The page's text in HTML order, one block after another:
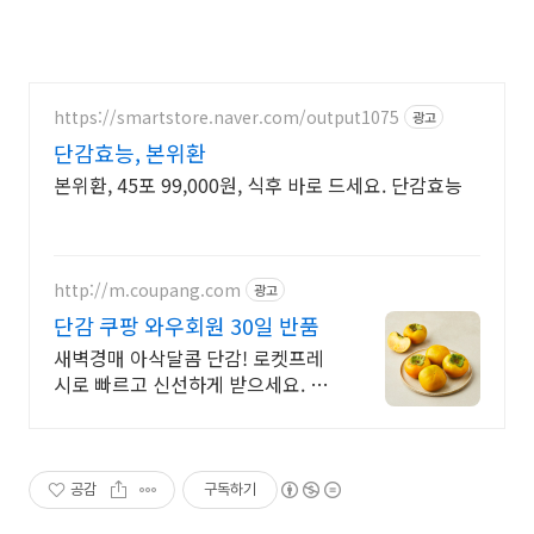
https://smartstore.naver.com/output1075 광고
단감효능, 본위환
본위환, 45포 99,000원, 식후 바로 드세요. 단감효능
http://m.coupang.com 광고
단감 쿠팡 와우회원 30일 반품
새벽경매 아삭달콤 단감! 로켓프레
시로 빠르고 신선하게 받으세요. 와
공감 구독하기